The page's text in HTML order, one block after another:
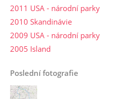
2011 USA - národní parky
2010 Skandinávie
2009 USA - národní parky
2005 Island
Poslední fotografie